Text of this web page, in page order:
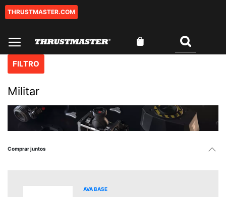
THRUSTMASTER.COM
Militar
Comprar juntos
AVA BASE
FILTRO